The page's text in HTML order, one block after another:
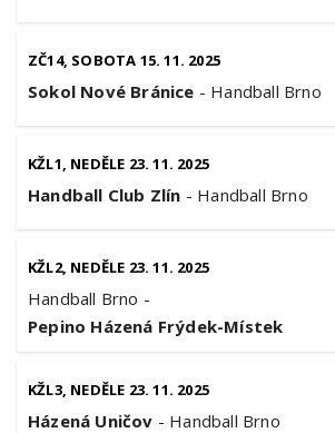
ZČ14, SOBOTA 15. 11. 2025
Sokol Nové Bránice - Handball Brno
KŽL1, NEDĚLE 23. 11. 2025
Handball Club Zlín - Handball Brno
KŽL2, NEDĚLE 23. 11. 2025
Handball Brno -
Pepino Házená Frýdek-Místek
KŽL3, NEDĚLE 23. 11. 2025
Házená Uničov - Handball Brno